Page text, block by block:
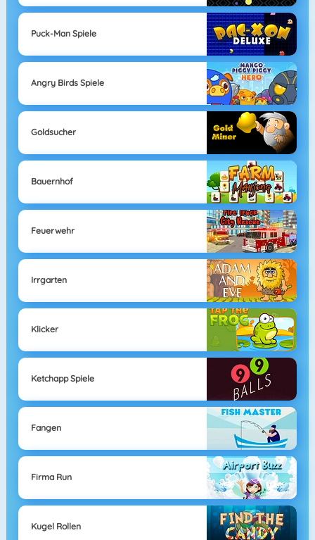
Puck-Man Spiele
Angry Birds Spiele
Goldsucher
Bauernhof
Feuerwehr
Irrgarten
Klicker
Ketchapp Spiele
Fangen
Firma Run
Kugel Rollen